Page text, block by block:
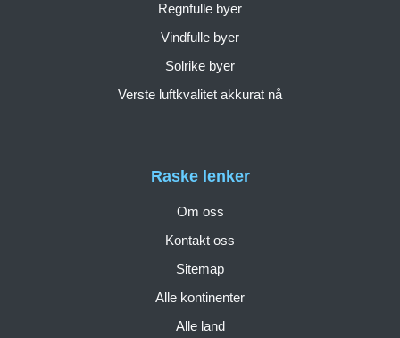
Raske lenker
Om oss
Kontakt oss
Sitemap
Alle kontinenter
Alle land
Regnfulle byer
Vindfulle byer
Solrike byer
Verste luftkvalitet akkurat nå